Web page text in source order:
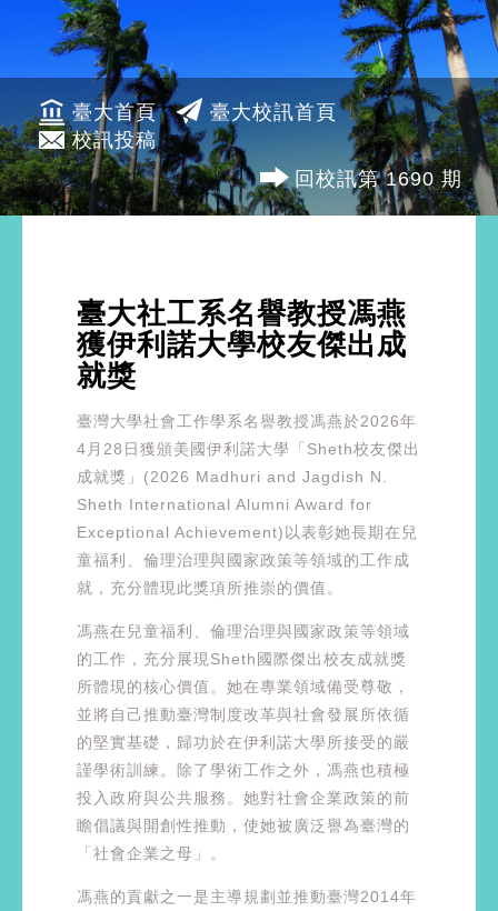
臺大首頁
臺大校訊首頁
校訊投稿
回校訊第 1690 期
臺大社工系名譽教授馮燕
獲伊利諾大學校友傑出成
就獎
臺灣大學社會工作學系名譽教授馮燕於2026年
4月28日獲頒美國伊利諾大學「Sheth校友傑出
成就獎」(2026 Madhuri and Jagdish N.
Sheth International Alumni Award for
Exceptional Achievement)以表彰她長期在兒
童福利、倫理治理與國家政策等領域的工作成
就，充分體現此獎項所推崇的價值。
馮燕在兒童福利、倫理治理與國家政策等領域
的工作，充分展現Sheth國際傑出校友成就獎
所體現的核心價值。她在專業領域備受尊敬，
並將自己推動臺灣制度改革與社會發展所依循
的堅實基礎，歸功於在伊利諾大學所接受的嚴
謹學術訓練。除了學術工作之外，馮燕也積極
投入政府與公共服務。她對社會企業政策的前
瞻倡議與開創性推動，使她被廣泛譽為臺灣的
「社會企業之母」。
馮燕的貢獻之一是主導規劃並推動臺灣2014年